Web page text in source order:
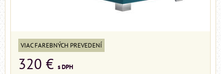
VIAC FAREBNÝCH PREVEDENÍ
320 € s DPH